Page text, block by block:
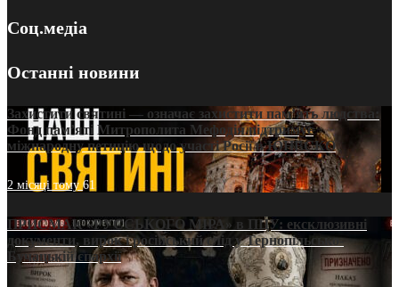
Соц.медіа
Останні новини
Захистити святині — означає захистити пам’ять людства:
Фонд пам’яті Митрополита Мефодія підтримує
міжнародну петицію щодо участі Росії в ЮНЕСКО
2 місяці тому61
ПРИСМАК «РУССЬКОГО МІРА» в ПЦУ: ексклюзивні
документи, вирок і російський слід у Тернопільсько-
Бучацькій єпархії